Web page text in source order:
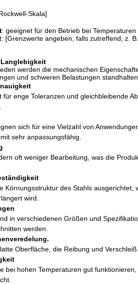
Skala]
: geeignet für den Betrieb bei
: [Grenzwerte angeben, falls zutreffend, z.
werden die mechanischen
und schweren Belastungen standhalten.
enge Toleranzen und gleichbleibende
sich für eine Vielzahl von
sehr anpassungsfähig.
oft weniger Bearbeitung, was die
Körnungsstruktur des Stahls
wird.
in verschiedenen Größen und
werden.
Oberfläche, die Reibung und
bei hohen Temperaturen gut